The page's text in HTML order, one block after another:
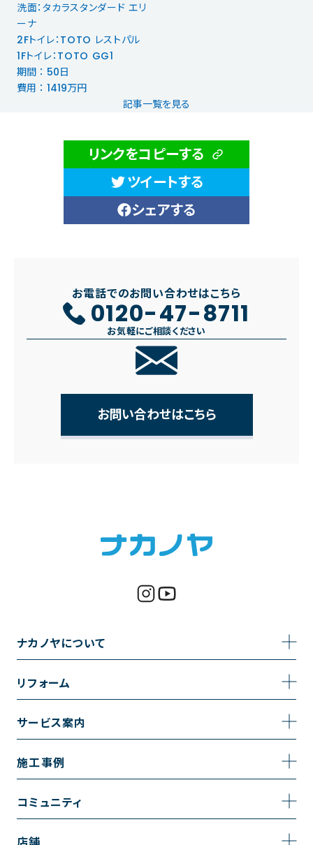
洗面：タカラスタンダード エリ
ーナ
2Fトイレ：TOTO レストパル
1Fトイレ：TOTO GG1
期間 ： 50日
費用 ： 1419万円
記事一覧を見る
リンクをコピーする
ツイートする
シェアする
お電話でのお問い合わせはこちら
0120-47-8711
お気軽にご相談ください
お問い合わせはこちら
ナカノヤについて
事業内容
採用情報
リフォーム
トイレのリフォーム
キッチンのリフォーム
サービス案内
サービスの流れ
施工事例
施工事例一覧
コミュニティ
コミュニティ